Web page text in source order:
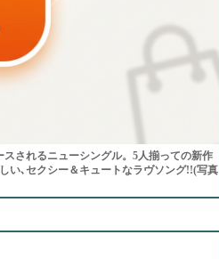
されるニューシングル。5人揃っての新作
い､セクシー＆キュートなラヴソング!!(写真